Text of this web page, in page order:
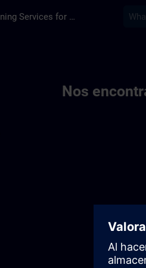
Training Services for Digital Industries
Nos